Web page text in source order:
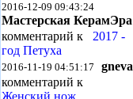
2016-12-09 09:43:24
Мастерская КерамЭра
комментарий к 2017 -
год Петуха
2016-11-19 04:51:17 gneva
комментарий к
Женский нож